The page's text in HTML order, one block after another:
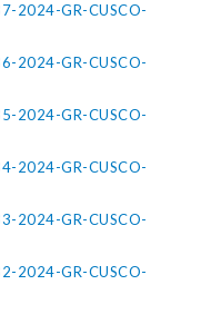
2024-GR-CUSCO-
2024-GR-CUSCO-
2024-GR-CUSCO-
2024-GR-CUSCO-
2024-GR-CUSCO-
2024-GR-CUSCO-